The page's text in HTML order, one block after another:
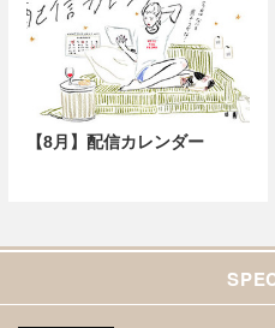
【8月】配信カレンダー